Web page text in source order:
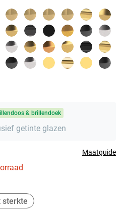
& brillendoek
getinte glazen
Maatguide
sterkte